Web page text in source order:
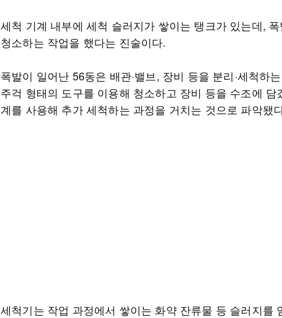
세척 기계 내부에 세척 슬러지가 쌓이는 탱크가 있는데,
청소하는 작업을 했다는 진술이다.
폭발이 일어난 56동은 배관·밸브, 장비 등을 분리·세척하
주걱 형태의 도구를 이용해 청소하고 장비 등을 수조에 담
계를 사용해 추가 세척하는 과정을 거치는 것으로 파악됐
세척기는 작업 과정에서 쌓이는 화약 잔류물 등 슬러지를